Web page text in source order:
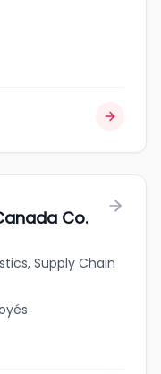
Co.
Supply Chain